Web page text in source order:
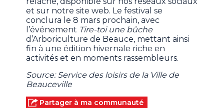
et sur notre site web. Le festival se
conclura le 8 mars prochain, avec
l’événement Tire-toi une bûche
d’Arboriculture de Beauce, mettant ainsi
fin à une édition hivernale riche en
activités et en moments rassembleurs.
Source: Service des loisirs de la Ville de
Beauceville
Partager à ma communauté